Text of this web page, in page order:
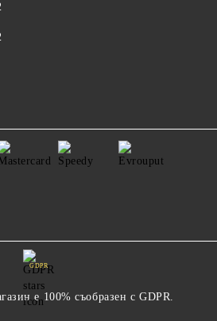
GDPR
е 100% съобразен с GDPR.